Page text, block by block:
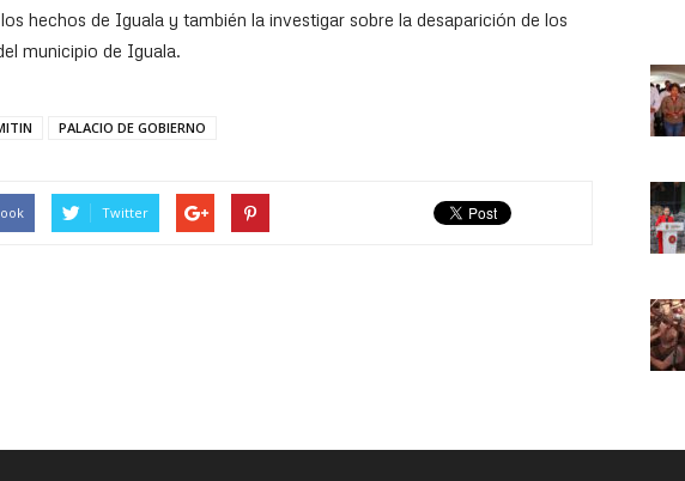
hechos de Iguala y también la investigar sobre la desaparición de los
municipio de Iguala.
PALACIO DE GOBIERNO
Twitter